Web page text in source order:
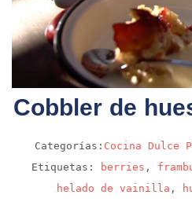
Cobbler de
Categorías: Cocina Dulce
Etiquetas:
berries ,
helado de vainilla ,